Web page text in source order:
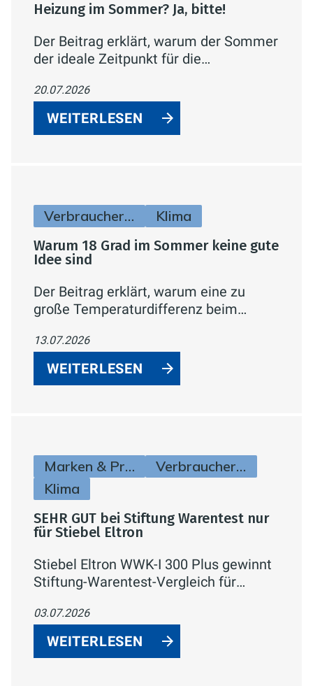
Heizung im Sommer? Ja, bitte!
Der Beitrag erklärt, warum der Sommer
der ideale Zeitpunkt für die
geprüft werden sollte.
20.07.2026
WEITERLESEN
Verbraucherinfos Klima
Warum 18 Grad im Sommer keine gute
Idee sind
Der Beitrag erklärt, warum eine zu
große Temperaturdifferenz beim
energetisch ungünstig ist, und gibt
konkrete Tipps zur sinnvollen
Einstellung der Klimaanlage.
13.07.2026
WEITERLESEN
Marken & Produkte
Verbraucherinfos
Klima
SEHR GUT bei Stiftung Warentest nur
für Stiebel Eltron
Stiebel Eltron WWK-I 300 Plus gewinnt
Stiftung-Warentest-Vergleich für
„SEHR GUT" (1,5) und dem Titel
„Preistipp" – bestes Ergebnis bei
Effizienz und Lautstärke.
03.07.2026
WEITERLESEN